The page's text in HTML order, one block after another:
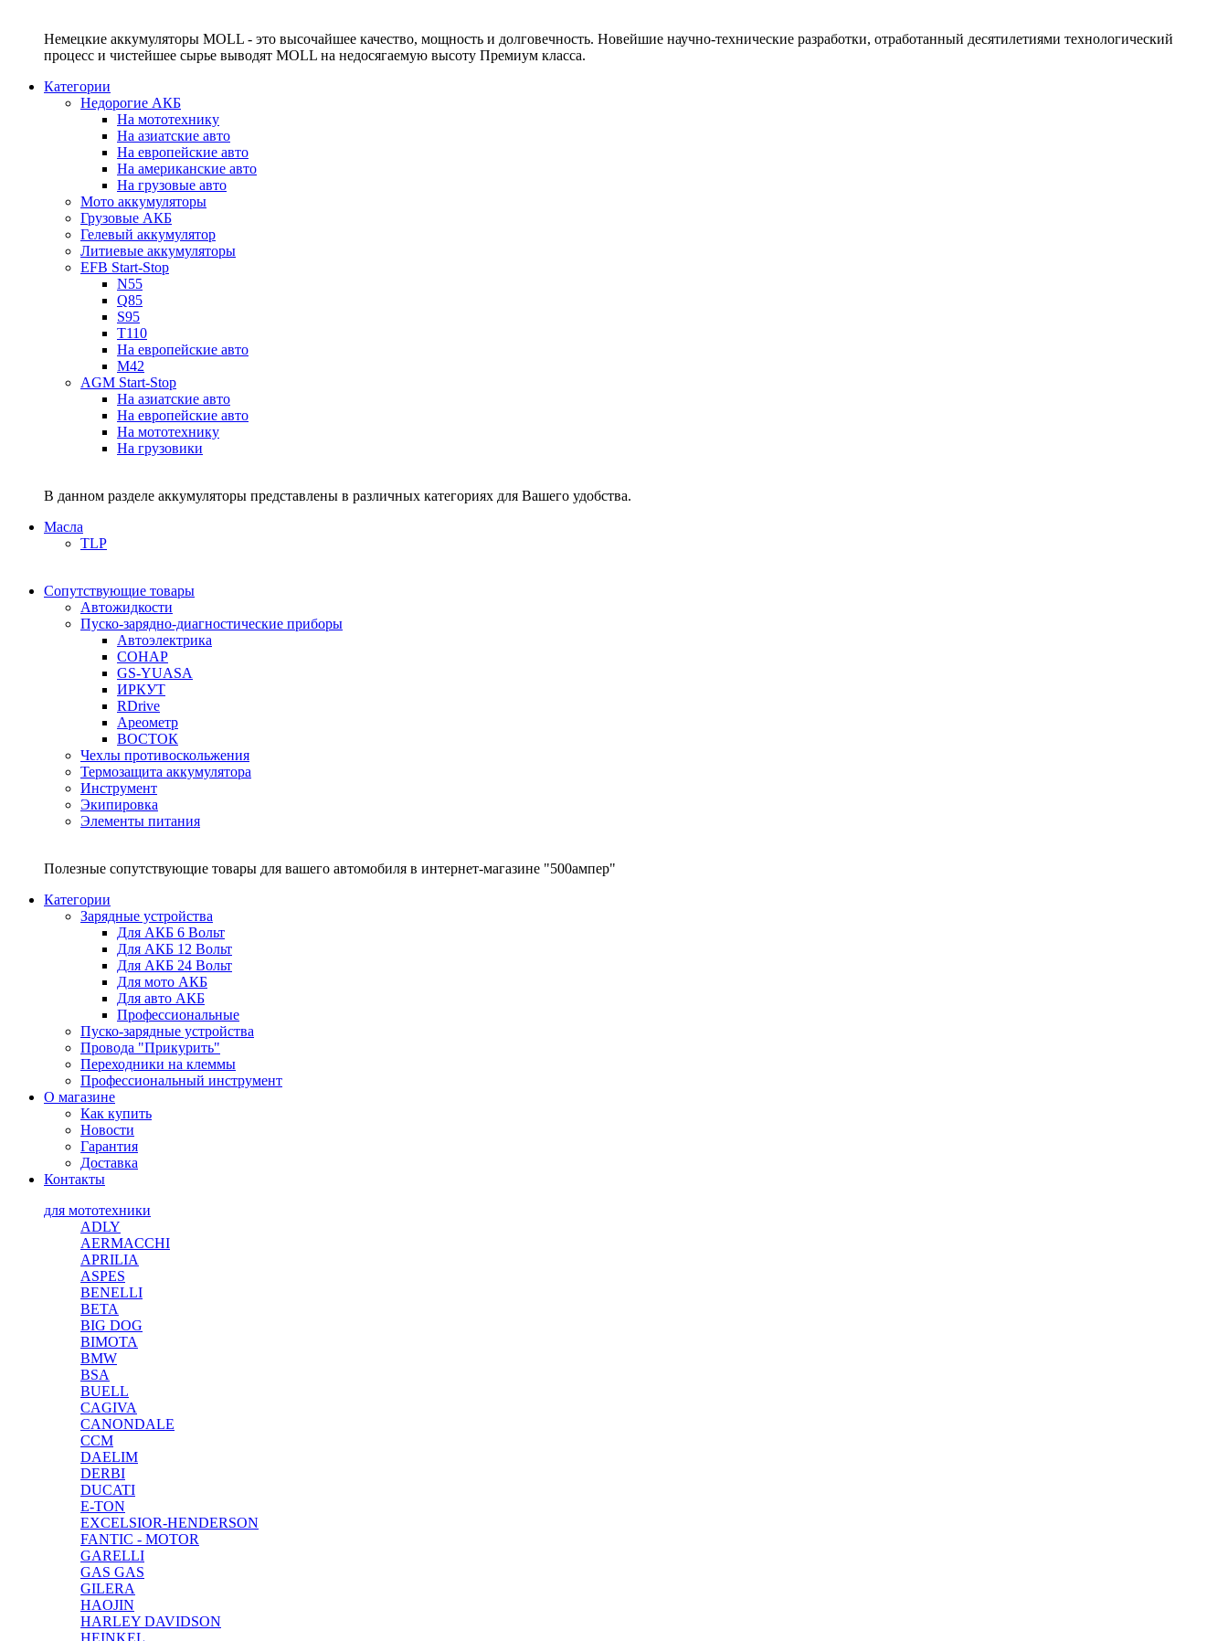
Немецкие аккумуляторы MOLL - это высочайшее качество, мощность и долговечность. Новейшие научно-технические разработки, отработанный десятилетиями технологический
процесс и чистейшее сырье выводят MOLL на недосягаемую высоту Премиум класса.
Категории
Недорогие АКБ
На мототехнику
На азиатские авто
На европейские авто
На американские авто
На грузовые авто
Мото аккумуляторы
Грузовые АКБ
Гелевый аккумулятор
Литиевые аккумуляторы
EFB Start-Stop
N55
Q85
S95
T110
На европейские авто
M42
AGM Start-Stop
На азиатские авто
На европейские авто
На мототехнику
На грузовики
В данном разделе аккумуляторы представлены в различных категориях для Вашего удобства.
Масла
TLP
Сопутствующие товары
Автожидкости
Пуско-зарядно-диагностические приборы
Автоэлектрика
СОНАР
GS-YUASA
ИРКУТ
RDrive
Ареометр
ВОСТОК
Чехлы противоскольжения
Термозащита аккумулятора
Инструмент
Экипировка
Элементы питания
Полезные сопутствующие товары для вашего автомобиля в интернет-магазине "500ампер"
Категории
Зарядные устройства
Для АКБ 6 Вольт
Для АКБ 12 Вольт
Для АКБ 24 Вольт
Для мото АКБ
Для авто АКБ
Профессиональные
Пуско-зарядные устройства
Провода "Прикурить"
Переходники на клеммы
Профессиональный инструмент
О магазине
Как купить
Новости
Гарантия
Доставка
Контакты
для мототехники
ADLY
AERMACCHI
APRILIA
ASPES
BENELLI
BETA
BIG DOG
BIMOTA
BMW
BSA
BUELL
CAGIVA
CANONDALE
CCM
DAELIM
DERBI
DUCATI
E-TON
EXCELSIOR-HENDERSON
FANTIC - MOTOR
GARELLI
GAS GAS
GILERA
HAOJIN
HARLEY DAVIDSON
HEINKEL